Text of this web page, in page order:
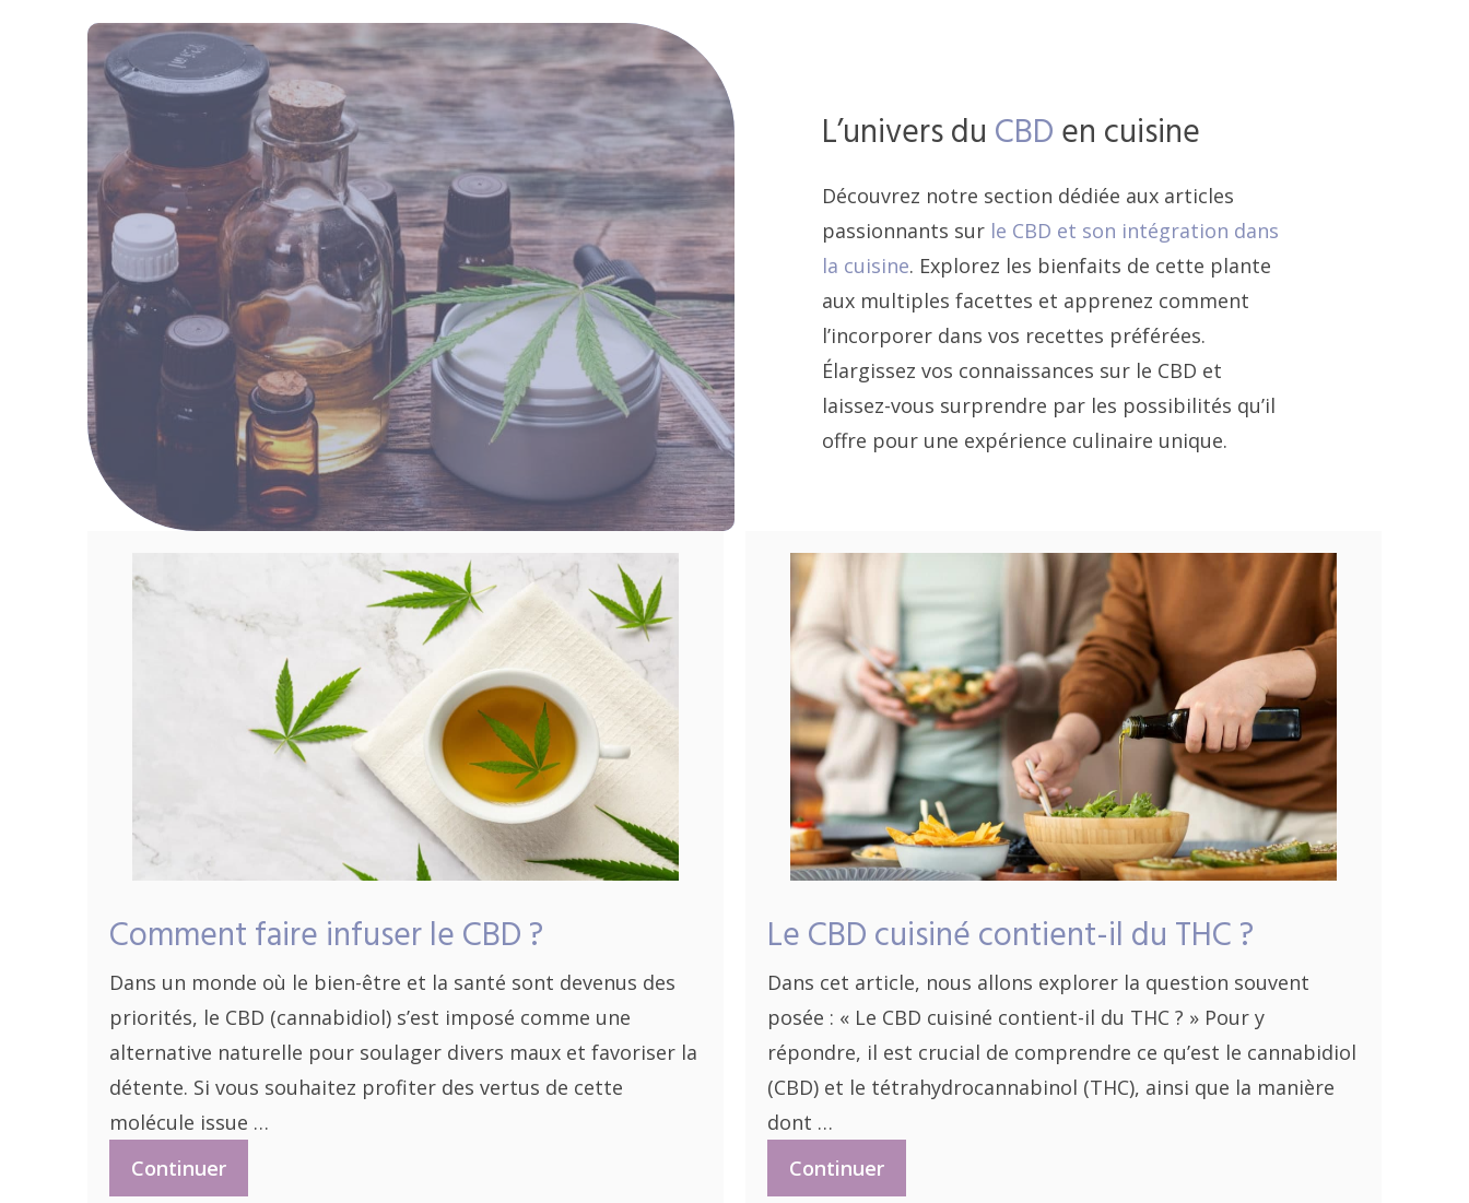
L’univers du CBDen cuisine
Découvrez notre section dédiée aux articles
passionnants sur le CBD et son intégration dans
la cuisine. Explorez les bienfaits de cette plante
aux multiples facettes et apprenez comment
l’incorporer dans vos recettes préférées.
Élargissez vos connaissances sur le CBD et
laissez-vous surprendre par les possibilités qu’il
offre pour une expérience culinaire unique.
Comment faire infuser le CBD ?
Dans un monde où le bien-être et la santé sont devenus des
priorités, le CBD (cannabidiol) s’est imposé comme une
alternative naturelle pour soulager divers maux et favoriser la
détente. Si vous souhaitez profiter des vertus de cette
molécule issue …
Continuer
Le CBD cuisiné contient-il du THC ?
Dans cet article, nous allons explorer la question souvent
posée : « Le CBD cuisiné contient-il du THC ? » Pour y
répondre, il est crucial de comprendre ce qu’est le cannabidiol
(CBD) et le tétrahydrocannabinol (THC), ainsi que la manière
dont …
Continuer